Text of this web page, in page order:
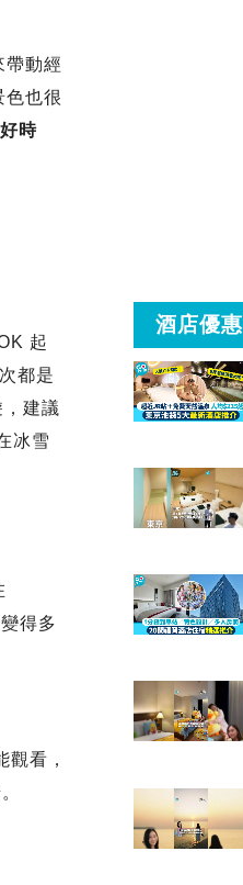
帶動經
色也很
時
起
都是
建議
冰雪
得多
看，
酒店優惠